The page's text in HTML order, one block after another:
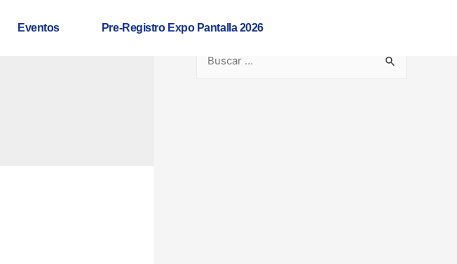
Eventos Pre-Registro Expo Pantalla 2026